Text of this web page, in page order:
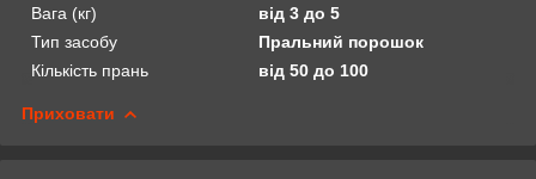
Вага (кг)
від 3 до 5
Тип засобу
Пральний порошок
Кількість прань
від 50 до 100
Приховати